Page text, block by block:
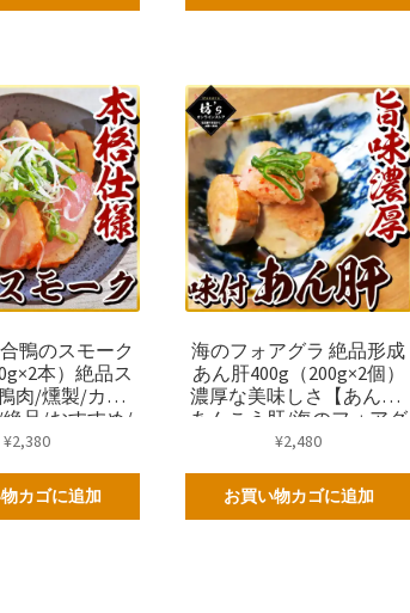
鴨のスモーク
本）絶品ス
肉/燻製/カモ/
品/おすすめ/
/オードブル/ア
/坊主】
¥2,380
カゴに追加
海のフォアグラ 絶品形成
あん肝400g（200g×2個）
濃厚な美味しさ【あん肝/
あんこう肝/海のフォアグ
ラ/おつまみ/絶品/おすす
ト/坊主】
¥2,480
お買い物カゴに追加